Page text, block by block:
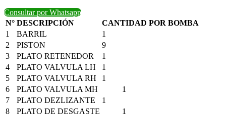
Consultar por Whatsapp
N° DESCRIPCIÓN
CANTIDAD POR BOMBA
1
BARRIL
1
2
PISTON
9
3
PLATO RETENEDOR
1
4
PLATO VALVULA LH
1
5
PLATO VALVULA RH
1
6
PLATO VALVULA MH
1
7
PLATO DEZLIZANTE
1
8
PLATO DE DESGASTE
1